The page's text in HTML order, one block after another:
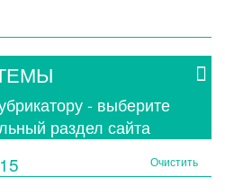
- выберите
раздел сайта
Очистить